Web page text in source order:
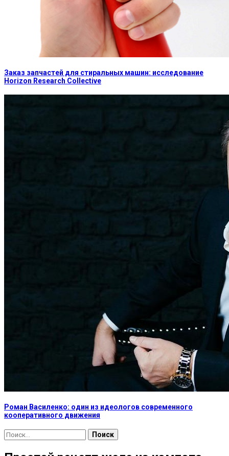
Заказ запчастей для стиральных машин: исследование
Horizon Research Collective
Роман Василенко: один из идеологов современного
кооперативного движения
Найти: